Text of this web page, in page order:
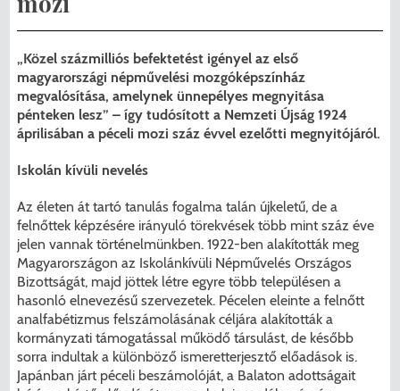
Központhoz való csatlakozása
Péceli Polgármesteri Hivatal energetikai
korszerűsítése
korszerűsítése Pécelen II. ütem
Pécel Város Önkormányzata 250 000
000 Ft értékű támogatást nyert az
alábbi projekt vonatkozásában.
Kedvezmények/Diéta/Allergia
Nyomtatványok
Étkezési térítési díjak
2025/2026. tanév
„Közel százmilliós befektetést igényel az első
magyarországi népművelési mozgóképszínház
megvalósítása, amelynek ünnepélyes megnyitása
pénteken lesz” – így tudósított a Nemzeti Újság 1924
áprilisában a péceli mozi száz évvel ezelőtti megnyitójáról.
Iskolán kívüli nevelés
Az életen át tartó tanulás fogalma talán újkeletű, de a
felnőttek képzésére irányuló törekvések több mint száz éve
jelen vannak történelmünkben. 1922-ben alakították meg
Magyarországon az Iskolánkívüli Népművelés Országos
Bizottságát, majd jöttek létre egyre több településen a
hasonló elnevezésű szervezetek. Pécelen eleinte a felnőtt
analfabétizmus felszámolásának céljára alakították a
kormányzati támogatással működő társulást, de később
sorra indultak a különböző ismeretterjesztő előadások is.
Japánban járt péceli beszámolóját, a Balaton adottságait